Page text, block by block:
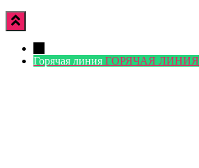
Горячая линия ГОРЯЧАЯ ЛИНИЯ